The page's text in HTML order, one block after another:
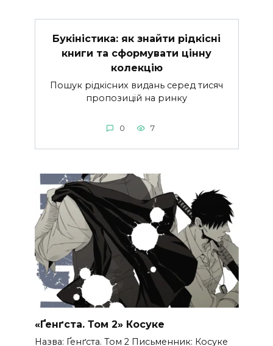
Букіністика: як знайти рідкісні
книги та сформувати цінну
колекцію
Пошук рідкісних видань серед тисяч
пропозицій на ринку
0 7
«Ґенґста. Том 2» Косуке
Назва: Ґенґста. Том 2 Письменник: Косуке